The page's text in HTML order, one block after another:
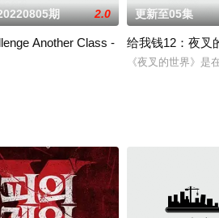
刑犯的真实信件展开的惊人杀人案件，碰都
首都首尔。在节目中，一组幸存者必须团结
期 2.0
Another Class -
更新至05集
给我钱12：夜叉
《夜叉的世界》